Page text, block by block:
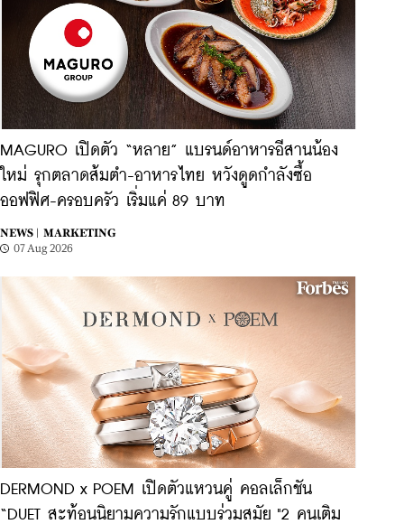
MAGURO เปิดตัว “หลาย” แบรนด์อาหารอีสานน้อง
ใหม่ รุกตลาดส้มตำ-อาหารไทย หวังดูดกำลังซื้อ
ออฟฟิศ-ครอบครัว เริ่มแค่ 89 บาท
NEWS |
MARKETING
07 Aug 2026
DERMOND x POEM เปิดตัวแหวนคู่ คอลเล็กชัน
“DUET สะท้อนนิยามความรักแบบร่วมสมัย "2 คนเติม